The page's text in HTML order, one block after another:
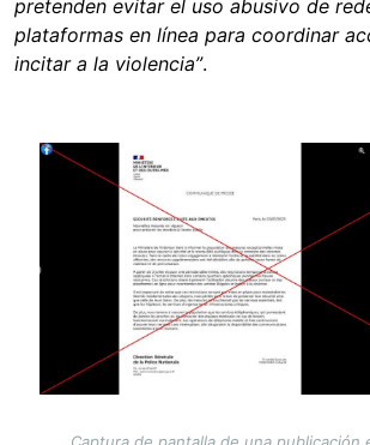
pretenden evitar el uso abusivo de
plataformas en línea para coordinar
incitar a la violencia”.
Image